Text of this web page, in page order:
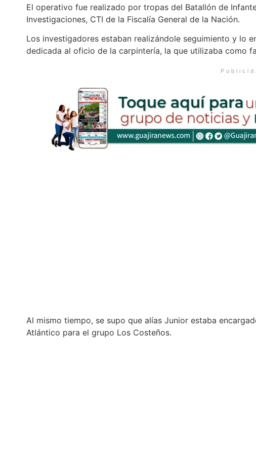
El operativo fue realizado por tropas del Batallón de
Investigaciones, CTI de la Fiscalía General de la Nación.
Los investigadores estaban realizándole seguimiento y lo
dedicada al oficio de la carpintería, la que utilizaba como
Al mismo tiempo, se supo que alías Junior estaba
Atlántico para el grupo Los Costeños.